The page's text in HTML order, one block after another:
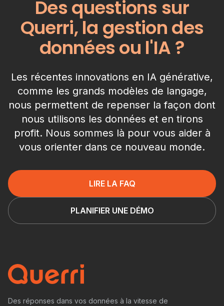
Des questions sur
Querri, la gestion des
données ou l'IA ?
Les récentes innovations en IA générative,
comme les grands modèles de langage,
nous permettent de repenser la façon dont
nous utilisons les données et en tirons
profit. Nous sommes là pour vous aider à
vous orienter dans ce nouveau monde.
LIRE LA FAQ
PLANIFIER UNE DÉMO
Des réponses dans vos données à la vitesse de